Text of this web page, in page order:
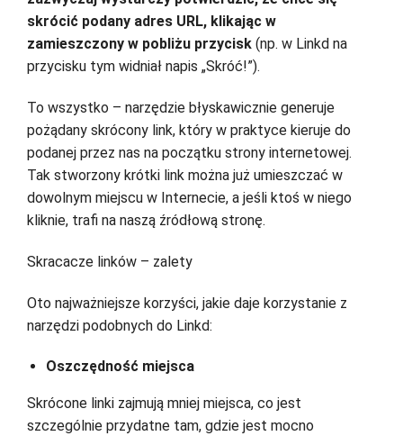
skrócić podany adres URL, klikając w
zamieszczony w pobliżu przycisk (np. w Linkd na
przycisku tym widniał napis „Skróć!”).
To wszystko – narzędzie błyskawicznie generuje
pożądany skrócony link, który w praktyce kieruje do
podanej przez nas na początku strony internetowej.
Tak stworzony krótki link można już umieszczać w
dowolnym miejscu w Internecie, a jeśli ktoś w niego
kliknie, trafi na naszą źródłową stronę.
Skracacze linków – zalety
Oto najważniejsze korzyści, jakie daje korzystanie z
narzędzi podobnych do Linkd:
Oszczędność miejsca
Skrócone linki zajmują mniej miejsca, co jest
szczególnie przydatne tam, gdzie jest mocno